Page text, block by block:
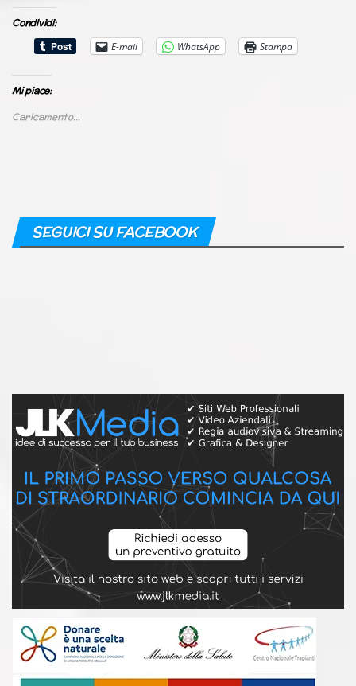
Condividi:
E-mail
WhatsApp Stampa
Mi piace:
Caricamento...
SEGUICI SU FACEBOOK